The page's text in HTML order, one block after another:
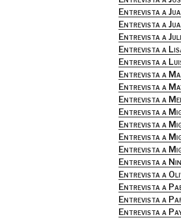
Entrevista a
Entrevista a
Entrevista a
Entrevista a
Entrevista a
Entrevista a
Entrevista a
Entrevista a
Entrevista a
Entrevista a
Entrevista a
Entrevista a
Entrevista a
Entrevista a
Entrevista a
Entrevista a
Entrevista a